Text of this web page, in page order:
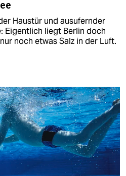
Haustür und ausufernder
Eigentlich liegt Berlin doch
noch etwas Salz in der Luft.